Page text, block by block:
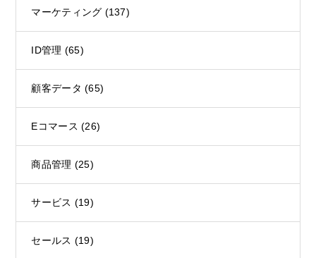
マーケティング (137)
ID管理 (65)
顧客データ(65)
Eコマース(26)
商品管理 (25)
サービス (19)
セールス (19)